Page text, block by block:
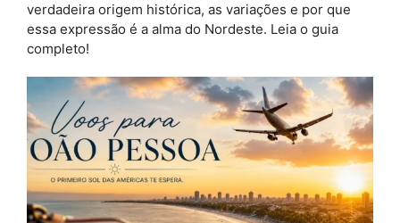
verdadeira origem histórica, as variações e por que
essa expressão é a alma do Nordeste. Leia o guia
completo!